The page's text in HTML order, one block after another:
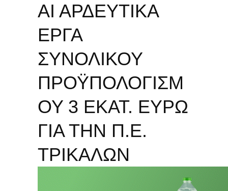
ΑΙ ΑΡΔΕΥΤΙΚΑ
ΕΡΓΑ
ΣΥΝΟΛΙΚΟΥ
ΠΡΟΫΠΟΛΟΓΙΣΜ
ΟΥ 3 ΕΚΑΤ. ΕΥΡΩ
ΓΙΑ ΤΗΝ Π.Ε.
ΤΡΙΚΑΛΩΝ